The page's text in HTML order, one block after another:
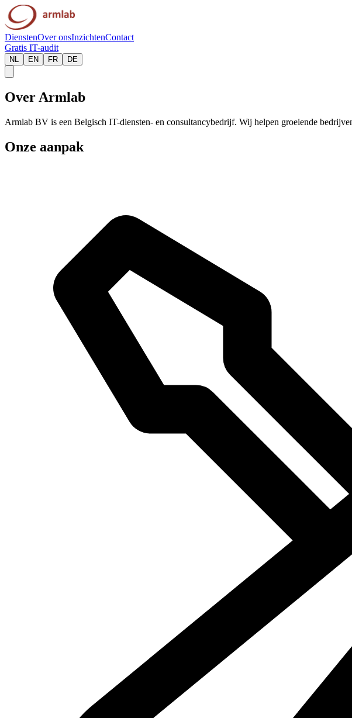
DienstenOver onsInzichtenContact
Gratis IT-audit
NL EN FR DE
Over Armlab
Armlab BV is een Belgisch IT-diensten- en consultancybedrijf. Wij helpen groeiende
Onze aanpak